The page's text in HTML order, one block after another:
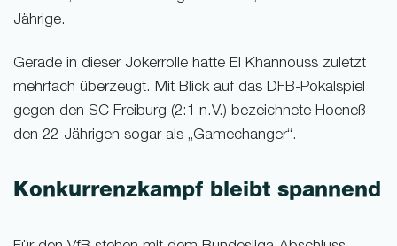
Jährige.
Gerade in dieser Jokerrolle hatte El Khannouss zuletzt
mehrfach überzeugt. Mit Blick auf das DFB-Pokalspiel
gegen den SC Freiburg (2:1 n.V.) bezeichnete Hoeneß
den 22-Jährigen sogar als „Gamechanger“.
Konkurrenzkampf bleibt spannend